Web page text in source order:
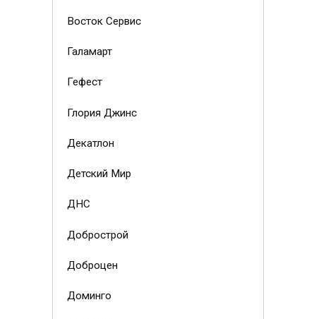
Восток Сервис
Галамарт
Гефест
Глория Джинс
Декатлон
Детский Мир
ДНС
Добрострой
Доброцен
Доминго